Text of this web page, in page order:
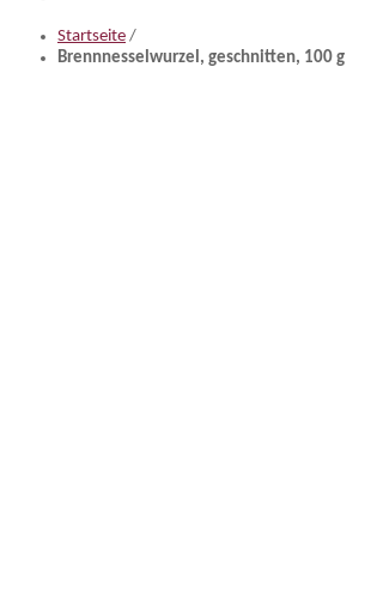
Startseite /
Brennnesselwurzel, geschnitten, 100 g